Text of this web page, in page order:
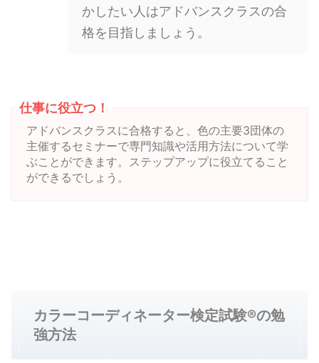
かしたい人はアドバンスクラスの合
格を目指しましょう。
仕事に役立つ！
アドバンスクラスに合格すると、色の主要3団体の
主催するセミナーで専門知識や活用方法について学
ぶことができます。ステップアップに役立てること
ができるでしょう。
カラーコーディネーター検定試験®の勉
強方法